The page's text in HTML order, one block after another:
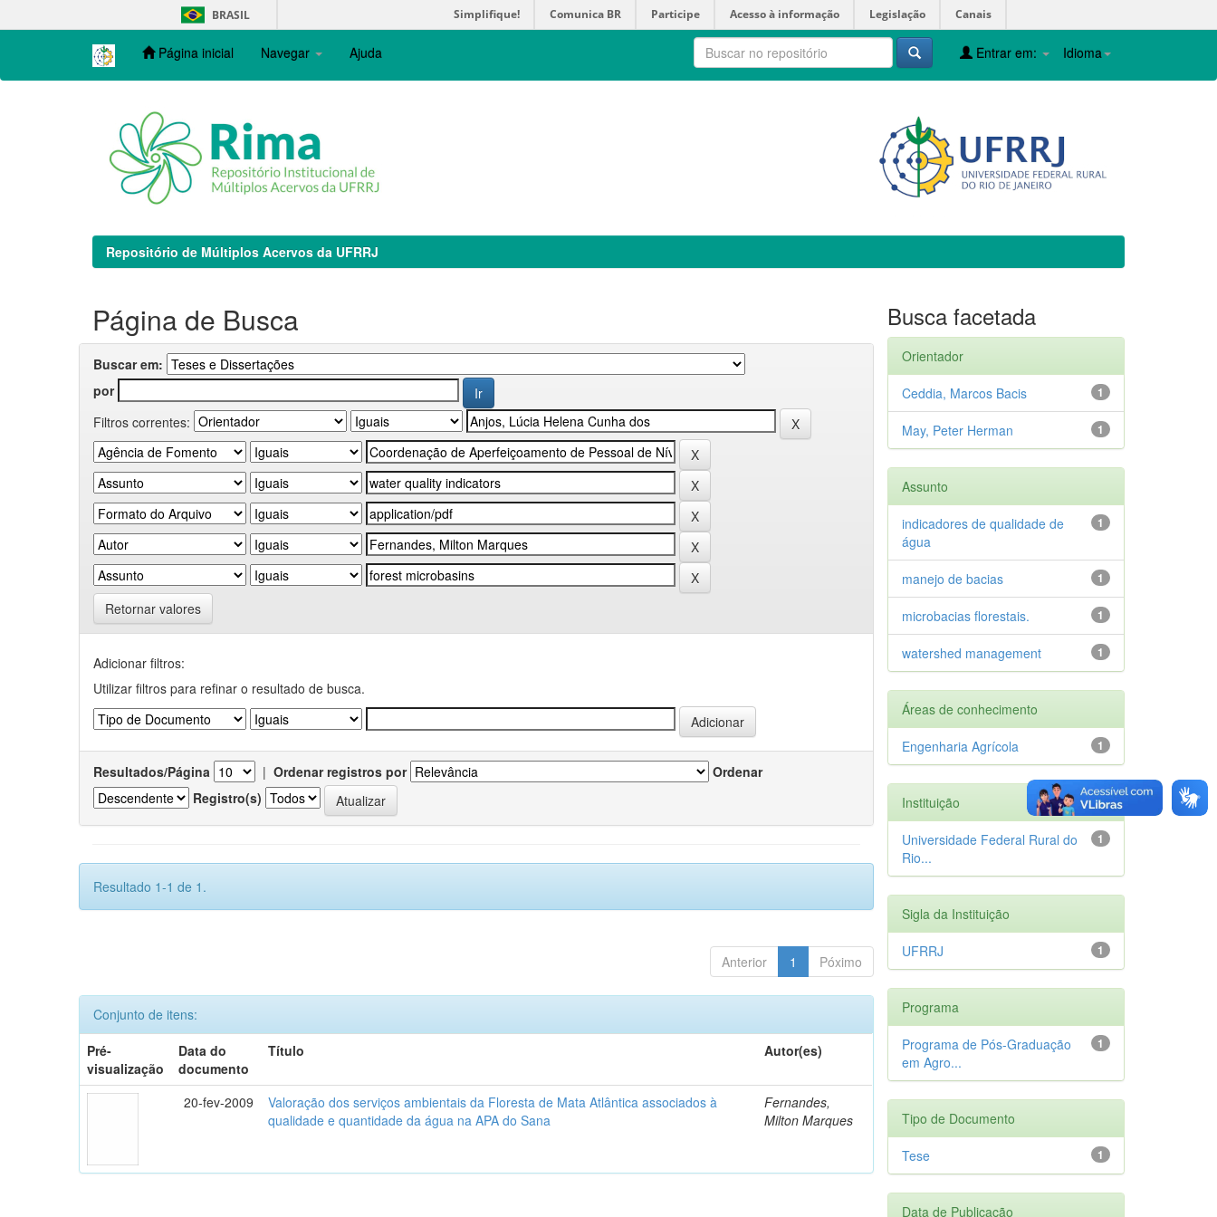
navigation
BRASIL Simplifique! Comunica BR Participe Acesso à informação Legislação Canais
Página inicial Navegar Ajuda Idioma
Entrar em:
Repositório de Múltiplos Acervos da UFRRJ
Página de Busca
Buscar em:
por
Filtros correntes:
Retornar valores
Adicionar filtros:
Utilizar filtros para refinar o resultado de busca.
Resultados/Página | Ordenar registros por
Ordenar
Registro(s)
Resultado 1-1 de 1.
Anterior 1 Póximo
Conjunto de itens:
Pré-
visualização
Data do
documento
Título Autor(es)
20-fev-2009
Valoração dos serviços ambientais da Floresta de Mata Atlântica associados à
qualidade e quantidade da água na APA do Sana
Fernandes,
Milton Marques
Busca facetada
Orientador
1
Ceddia, Marcos Bacis
1
May, Peter Herman
Assunto
1
indicadores de qualidade de
água
1
manejo de bacias
1
microbacias florestais.
1
watershed management
Áreas de conhecimento
1
Engenharia Agrícola
Instituição
1
Universidade Federal Rural do
Rio...
Sigla da Instituição
1
UFRRJ
Programa
1
Programa de Pós-Graduação
em Agro...
Tipo de Documento
1
Tese
Data de Publicação